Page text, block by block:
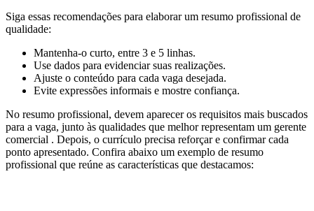
Siga essas recomendações para elaborar um resumo profissional de
qualidade:
Mantenha-o curto, entre 3 e 5 linhas.
Use dados para evidenciar suas realizações.
Ajuste o conteúdo para cada vaga desejada.
Evite expressões informais e mostre confiança.
No resumo profissional, devem aparecer os requisitos mais buscados
para a vaga, junto às qualidades que melhor representam um gerente
comercial . Depois, o currículo precisa reforçar e confirmar cada
ponto apresentado. Confira abaixo um exemplo de resumo
profissional que reúne as características que destacamos: